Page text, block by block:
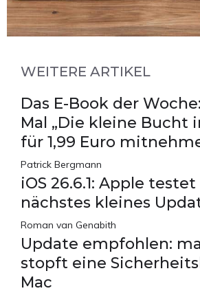
WEITERE ARTIKEL
Das E-Book der
Mal „Die kleine Bucht
für 1,99 Euro
Patrick Bergmann
iOS 26.6.1: Apple
nächstes kleines
Roman van Genabith
Update empfohlen:
stopft eine
Mac